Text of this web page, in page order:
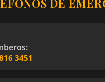
DE
3451